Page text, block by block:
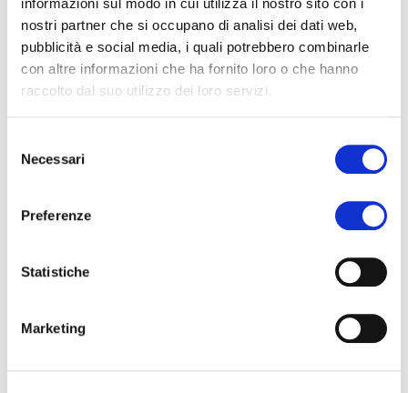
informazioni sul modo in cui utilizza il nostro sito con i
nostri partner che si occupano di analisi dei dati web,
pubblicità e social media, i quali potrebbero combinarle
con altre informazioni che ha fornito loro o che hanno
raccolto dal suo utilizzo dei loro servizi.
delNecessari
Preferenze
Statistiche
Marketing
Città *
Carica il tuo CV
Browse Files